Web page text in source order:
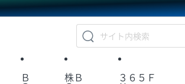
Ｂ
株Ｂ
３６５Ｆ